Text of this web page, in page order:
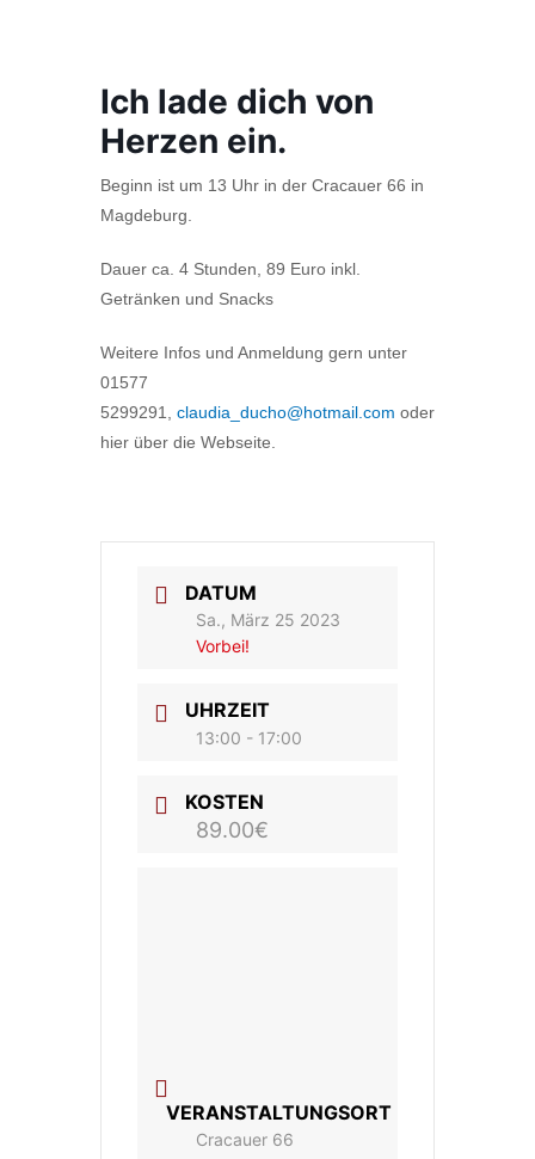
Ich lade dich von
Herzen ein.
Beginn ist um 13 Uhr in der Cracauer 66 in
Magdeburg.
Dauer ca. 4 Stunden, 89 Euro inkl.
Getränken und Snacks
Weitere Infos und Anmeldung gern unter
01577
5299291, claudia_ducho@hotmail.com oder
hier über die Webseite.
DATUM
Sa., März 25 2023
Vorbei!
UHRZEIT
13:00 - 17:00
KOSTEN
89.00€
VERANSTALTUNGSORT
Cracauer 66